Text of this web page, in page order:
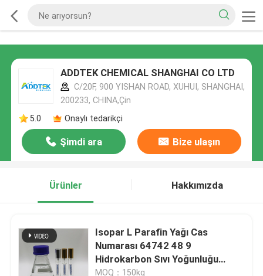
ADDTEK CHEMICAL SHANGHAI CO LTD
C/20F, 900 YISHAN ROAD, XUHUI, SHANGHAI,
200233, CHINA,Çin
5.0
Onaylı tedarikçi
Şimdi ara Bize ulaşın
Ürünler Hakkımızda
Isopar L Parafin Yağı Cas
Numarası 64742 48 9
Hidrokarbon Sıvı Yoğunluğu
0,746
MOQ：150kg